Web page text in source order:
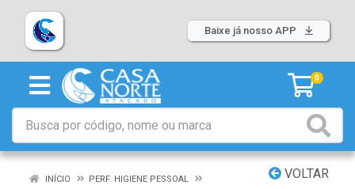
Baixe já nosso APP
0
VOLTAR
INÍCIO
PERF. HIGIENE PESSOAL